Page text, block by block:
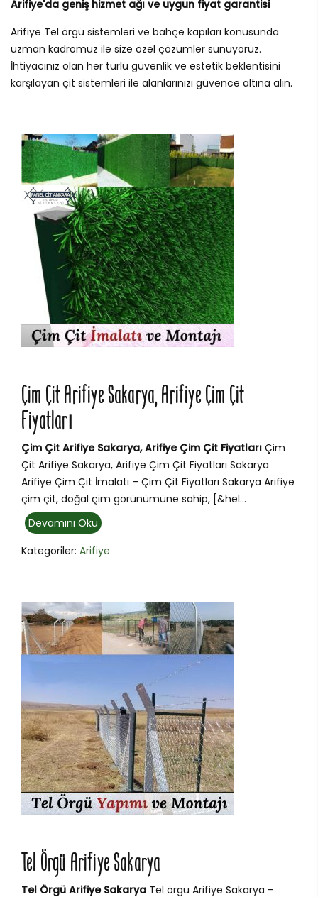
Arifiye'da geniş hizmet ağı ve uygun fiyat garantisi
Arifiye Tel örgü sistemleri ve bahçe kapıları konusunda
uzman kadromuz ile size özel çözümler sunuyoruz.
İhtiyacınız olan her türlü güvenlik ve estetik beklentisini
karşılayan çit sistemleri ile alanlarınızı güvence altına alın.
Çim Çit Arifiye Sakarya, Arifiye Çim Çit
Fiyatları
Çim Çit Arifiye Sakarya, Arifiye Çim Çit Fiyatları Çim
Çit Arifiye Sakarya, Arifiye Çim Çit Fiyatları Sakarya
Arifiye Çim Çit İmalatı – Çim Çit Fiyatları Sakarya Arifiye
çim çit, doğal çim görünümüne sahip, [&hel...
Devamını Oku
Kategoriler: Arifiye
Tel Örgü Arifiye Sakarya
Tel Örgü Arifiye Sakarya Tel örgü Arifiye Sakarya –